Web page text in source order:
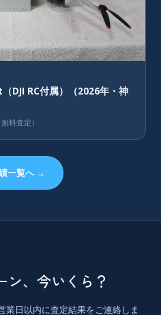
DJI RC付属）（2026年・神
料査定）
一覧へ →
ン、今いくら？
業日以内に査定結果をご連絡しま